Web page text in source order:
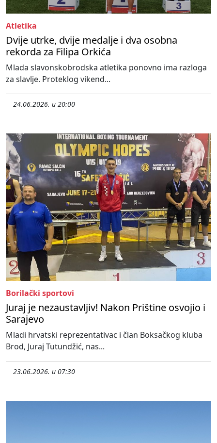
Atletika
Dvije utrke, dvije medalje i dva osobna
rekorda za Filipa Orkića
Mlada slavonskobrodska atletika ponovno ima razloga
za slavlje. Proteklog vikend...
24.06.2026. u 20:00
Borilački sportovi
Juraj je nezaustavljiv! Nakon Prištine osvojio i
Sarajevo
Mladi hrvatski reprezentativac i član Boksačkog kluba
Brod, Juraj Tutundžić, nas...
23.06.2026. u 07:30